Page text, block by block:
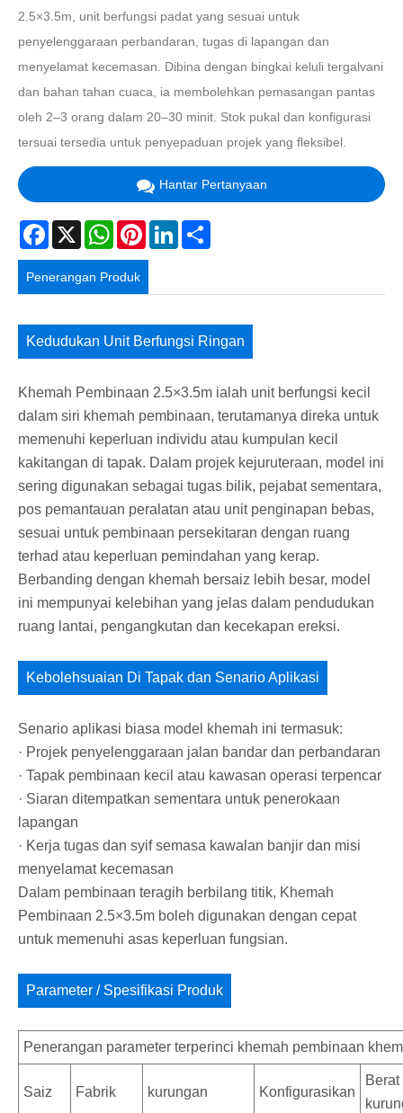
2.5×3.5m, unit berfungsi padat yang sesuai untuk
penyelenggaraan perbandaran, tugas di lapangan dan
menyelamat kecemasan. Dibina dengan bingkai keluli tergalvani
dan bahan tahan cuaca, ia membolehkan pemasangan pantas
oleh 2–3 orang dalam 20–30 minit. Stok pukal dan konfigurasi
tersuai tersedia untuk penyepaduan projek yang fleksibel.
Hantar Pertanyaan
Facebook
X WhatsAppPinterestLinkedIn
Penerangan Produk
Kedudukan Unit Berfungsi Ringan
Khemah Pembinaan 2.5×3.5m ialah unit berfungsi kecil
dalam siri khemah pembinaan, terutamanya direka untuk
memenuhi keperluan individu atau kumpulan kecil
kakitangan di tapak. Dalam projek kejuruteraan, model ini
sering digunakan sebagai tugas bilik, pejabat sementara,
pos pemantauan peralatan atau unit penginapan bebas,
sesuai untuk pembinaan persekitaran dengan ruang
terhad atau keperluan pemindahan yang kerap.
Berbanding dengan khemah bersaiz lebih besar, model
ini mempunyai kelebihan yang jelas dalam pendudukan
ruang lantai, pengangkutan dan kecekapan ereksi.
Kebolehsuaian Di Tapak dan Senario Aplikasi
Senario aplikasi biasa model khemah ini termasuk:
· Projek penyelenggaraan jalan bandar dan perbandaran
· Tapak pembinaan kecil atau kawasan operasi terpencar
· Siaran ditempatkan sementara untuk penerokaan
lapangan
· Kerja tugas dan syif semasa kawalan banjir dan misi
menyelamat kecemasan
Dalam pembinaan teragih berbilang titik, Khemah
Pembinaan 2.5×3.5m boleh digunakan dengan cepat
untuk memenuhi asas keperluan fungsian.
Parameter / Spesifikasi Produk
Penerangan parameter terperinci khemah pembinaan
Saiz Fabrik kurungan Konfigurasikan
Berat